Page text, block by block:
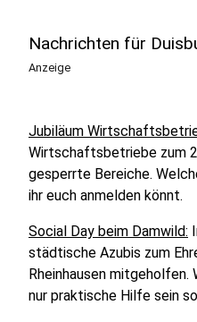
Nachrichten für
Anzeige
Jubiläum
Wirtschaftsbetriebe zum
gesperrte Bereiche.
ihr euch anmelden könnt.
Social Day beim Damwild:
städtische Azubis zum
Rheinhausen mitgeholfen.
nur praktische Hilfe sein